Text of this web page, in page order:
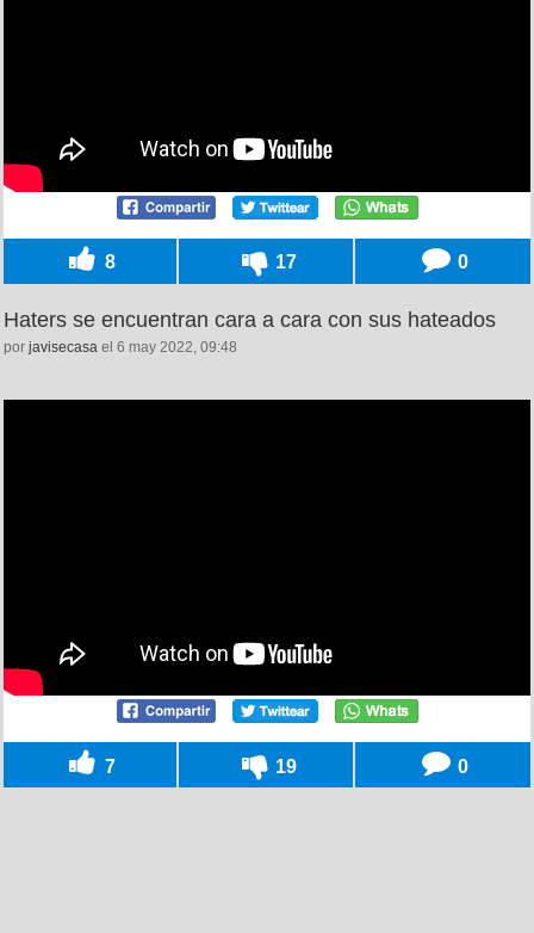
8 17 0
Haters se encuentran cara a cara con sus hateados
por javisecasa el 6 may 2022, 09:48
7 19 0